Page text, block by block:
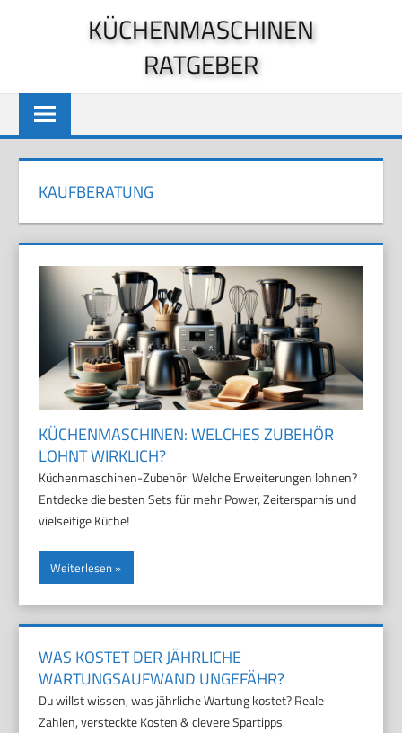
KÜCHENMASCHINEN
RATGEBER
KAUFBERATUNG
KÜCHENMASCHINEN: WELCHES ZUBEHÖR
LOHNT WIRKLICH?
Küchenmaschinen-Zubehör: Welche Erweiterungen lohnen?
Entdecke die besten Sets für mehr Power, Zeitersparnis und
vielseitige Küche!
Weiterlesen
WAS KOSTET DER JÄHRLICHE
WARTUNGSAUFWAND UNGEFÄHR?
Du willst wissen, was jährliche Wartung kostet? Reale
Zahlen, versteckte Kosten & clevere Spartipps.